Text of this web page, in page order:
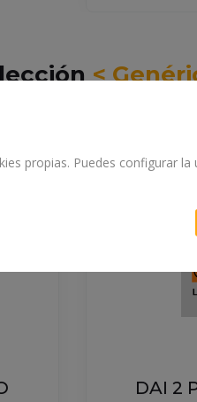
<
DAI 2
propias. Puedes configurar